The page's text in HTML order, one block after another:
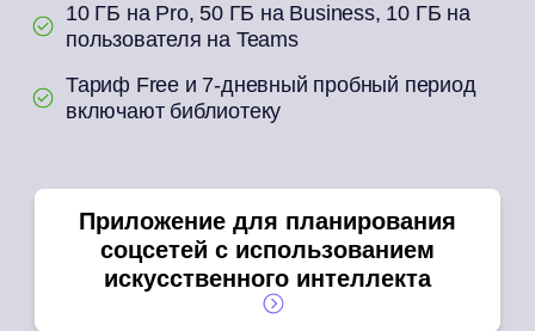
10 ГБ на Pro, 50 ГБ на Business, 10 ГБ на
пользователя на Teams
Тариф Free и 7-дневный пробный период
включают библиотеку
Приложение для планирования
соцсетей с использованием
искусственного интеллекта